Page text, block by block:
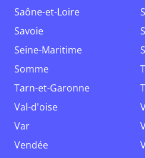
Saône-et-Loire
Savoie
Seine-Maritime
Somme
Tarn-et-Garonne
Val-d'oise
Var
Vendée